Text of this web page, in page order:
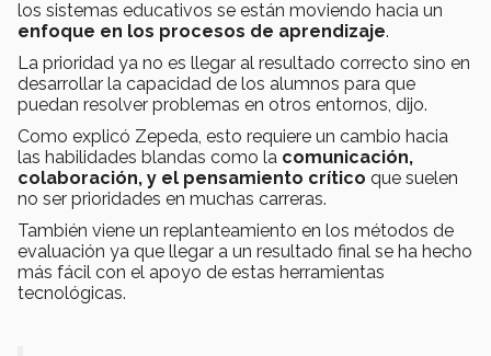
los sistemas educativos se están moviendo hacia un
enfoque en los procesos de aprendizaje.
La prioridad ya no es llegar al resultado correcto sino en
desarrollar la capacidad de los alumnos para que
puedan resolver problemas en otros entornos, dijo.
Como explicó Zepeda, esto requiere un cambio hacia
las habilidades blandas como la comunicación,
colaboración, y el pensamiento crítico que suelen
no ser prioridades en muchas carreras.
También viene un replanteamiento en los métodos de
evaluación ya que llegar a un resultado final se ha hecho
más fácil con el apoyo de estas herramientas
tecnológicas.